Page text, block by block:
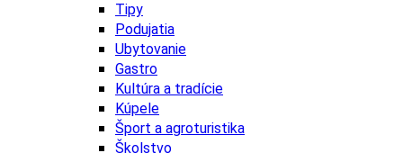
Tipy
Podujatia
Ubytovanie
Gastro
Kultúra a tradície
Kúpele
Šport a agroturistika
Školstvo